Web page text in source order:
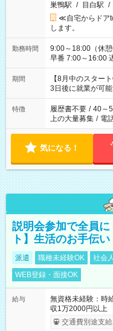
巣鴨駅 / 目白駅 /
≪自宅からドア
します。
勤務時間
9:00～18:00（休憩60分） ■ご希望があれば下
早番 7:00～16:00 遅
と休みを合わせた
「できれば残業
ね。 ※Wワーク希望の方へ 今ご覧のお仕事で希望する勤務時間
と、もう1つのお
合は応募できませ
期間
【8月中のスター
3日後に就業が可能
特徴 履歴書不要 / 40～
上の大量募集 / 電
気になる！
説明会参加で全員
ト】生活のお手伝い
派遣 職種未経験OK 社会
WEB登録・面接OK
給与
無資格未経験：
収1万2000円以上
交通費別途支給